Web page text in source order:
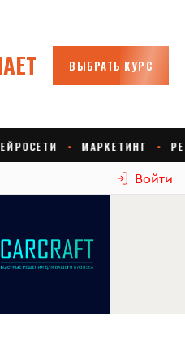
Войти